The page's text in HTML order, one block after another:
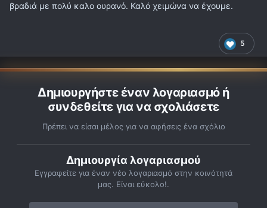
βραδιά με πολύ καλο ουρανό. Καλό χειμώνα να έχουμε.
5
Δημιουργήστε έναν λογαριασμό ή
συνδεθείτε για να σχολιάσετε
Πρέπει να είσαι μέλος για να αφήσεις ένα σχόλιο
Δημιουργία λογαριασμού
Εγγραφείτε για έναν νέο λογαριασμό στην κοινότητά
μας. Είναι εύκολο!.